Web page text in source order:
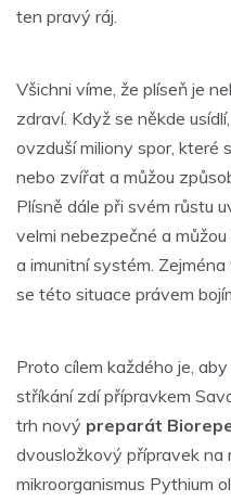
ten pravý ráj.
Všichni víme, že plíseň je
zdraví. Když se někde
ovzduší miliony spor, které
nebo zvířat a můžou
Plísně dále při svém růstu
velmi nebezpečné a
a imunitní systém.
se této situace právem
Proto cílem každého je,
stříkání zdí přípravkem
trh nový preparát
dvousložkový přípravek na
mikroorganismus Pythium